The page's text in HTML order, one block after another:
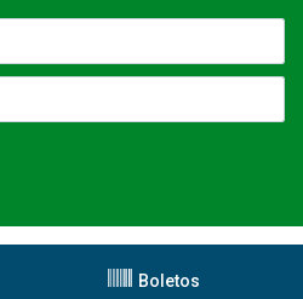
Boletos